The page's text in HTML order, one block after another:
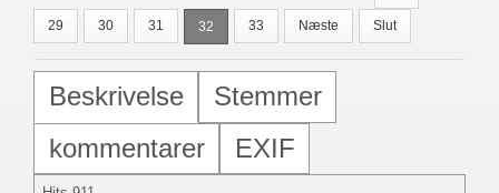
29 30 31 32 33 Næste Slut
Beskrivelse
Stemmer
kommentarer
EXIF